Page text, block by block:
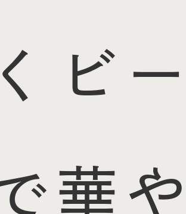
ビー
華や